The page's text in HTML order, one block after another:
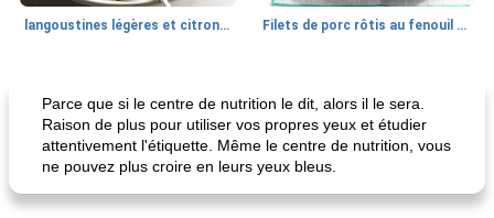
langoustines légères et citronnées Filets de porc rôtis au fenouil et légumes d'été
Parce que si le centre de nutrition le dit, alors il le sera.
Raison de plus pour utiliser vos propres yeux et étudier
attentivement l'étiquette. Même le centre de nutrition, vous
ne pouvez plus croire en leurs yeux bleus.